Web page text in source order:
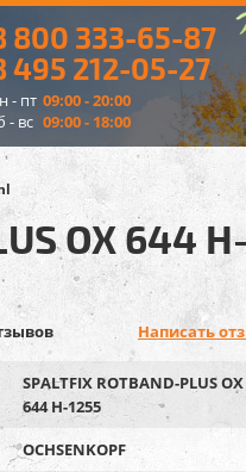
800 333-65-87
495 212-05-27
- пт 09:00 - 20:00
- вс 09:00 - 18:00
OX 644 H-
Написать
SPALTFIX ROTBAND-PLUS OX
644 H-1255
OCHSENKOPF